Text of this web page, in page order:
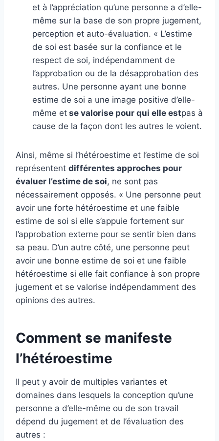
et à l’appréciation qu’une personne a d’elle-
même sur la base de son propre jugement,
perception et auto-évaluation. « L’estime
de soi est basée sur la confiance et le
respect de soi, indépendamment de
l’approbation ou de la désapprobation des
autres. Une personne ayant une bonne
estime de soi a une image positive d’elle-
même et se valorise pour qui elle estpas à
cause de la façon dont les autres le voient.
Ainsi, même si l’hétéroestime et l’estime de soi
représentent différentes approches pour
évaluer l’estime de soi, ne sont pas
nécessairement opposés. « Une personne peut
avoir une forte hétéroestime et une faible
estime de soi si elle s’appuie fortement sur
l’approbation externe pour se sentir bien dans
sa peau. D’un autre côté, une personne peut
avoir une bonne estime de soi et une faible
hétéroestime si elle fait confiance à son propre
jugement et se valorise indépendamment des
opinions des autres.
Comment se manifeste
l’hétéroestime
Il peut y avoir de multiples variantes et
domaines dans lesquels la conception qu’une
personne a d’elle-même ou de son travail
dépend du jugement et de l’évaluation des
autres :